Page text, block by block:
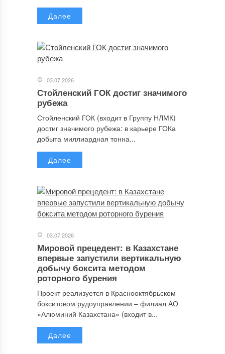
Далее
03.07.2026
Стойленский ГОК достиг значимого
рубежа
Стойленский ГОК (входит в Группу НЛМК)
достиг значимого рубежа: в карьере ГОКа
добыта миллиардная тонна...
Далее
03.07.2026
Мировой прецедент: в Казахстане
впервые запустили вертикальную
добычу боксита методом
роторного бурения
Проект реализуется в Краснооктябрьском
бокситовом рудоуправлении – филиал АО
«Алюминий Казахстана» (входит в...
Далее